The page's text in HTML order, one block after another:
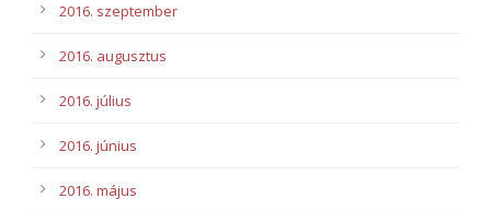
2016. szeptember
2016. augusztus
2016. július
2016. június
2016. május